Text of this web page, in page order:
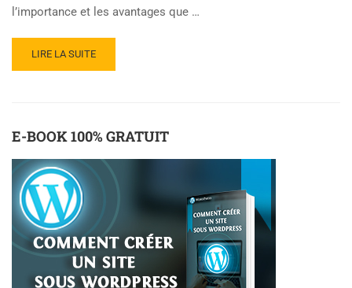
l’importance et les avantages que …
LIRE LA SUITE
E-BOOK 100% GRATUIT